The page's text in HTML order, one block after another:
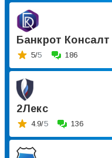
Банкрот Консалт
5/5 186
2Лекс
4.9/5 136